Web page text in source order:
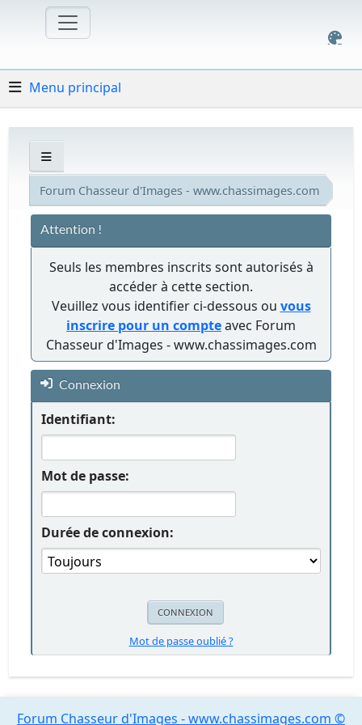
Menu principal
Forum Chasseur d'Images - www.chassimages.com
Attention !
Seuls les membres inscrits sont autorisés à
accéder à cette section.
Veuillez vous identifier ci-dessous ou vous
inscrire pour un compteavec Forum
Chasseur d'Images - www.chassimages.com
Connexion
Identifiant:
Mot de passe:
Durée de connexion:
Mot de passe oublié ?
Forum Chasseur d'Images - www.chassimages.com ©